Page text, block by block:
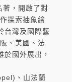
著，開啟了對
探索抽象繪
台灣及國際藝
、美國、法
於國外展出，
、山法蘭